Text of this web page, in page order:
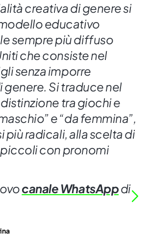
creativa di genere si
educativo
sempre più diffuso
che consiste nel
senza imporre
Si traduce nel
tra giochi e
e “da femmina”,
più radicali, alla scelta di
con pronomi
canale WhatsAppdi